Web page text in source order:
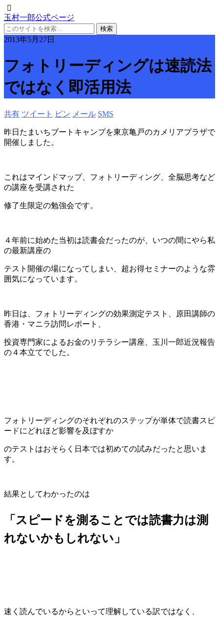
玉村一郎公式ページ
2013年5月27日
フォトリーディングは速読法
ではなく即活用法
共有 ツイート ピン メール SMS
昨日たまいちブートキャンプを東京亀戸のカメリアプラザで
開催しました。
これはマインドマップ、フォトリーディング、全脳思考など
の講座を受講された
修了生限定の勉強会です。
４年前に始めた当初は読書会だったのが、いつの間にやら私
の最新講座の
テスト開催の場になってしまい、超お得セミナーのような雰
囲気になっています。
昨日は、フォトリーディングの効果測定テスト、原田講師の
香港・マニラ訪問レポート、
投資専門家によるお金のリテラシー講座、玉川一郎近況報告
の４本立てでした。
フォトリーディングのそれぞれのステップが単体で読書スピ
ードにどれほど影響を及ぼすか
のテストはおそらく日本では初めての試みだったと思いま
す。
結果としてわかったのは
「スピードを測ることでは読書力は測
れないかもしれない」
速く読んでいるからといって理解している訳ではなく、